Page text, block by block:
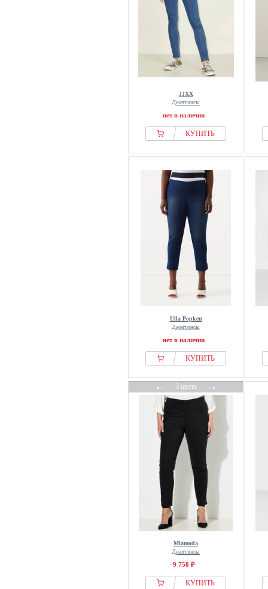
JJXX
Джеггинсы
нет в наличии
КУПИТЬ
Ulla Popken
Джеггинсы
нет в наличии
КУПИТЬ
←3 цвета→
Miamoda
Джеггинсы
9 750 ₽
КУПИТЬ